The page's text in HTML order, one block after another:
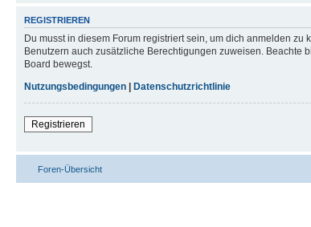
REGISTRIEREN
Du musst in diesem Forum registriert sein, um dich anmelden
Benutzern auch zusätzliche Berechtigungen zuweisen.
Board bewegst.
Nutzungsbedingungen
Datenschutzrichtlinie
Registrieren
Foren-Übersicht